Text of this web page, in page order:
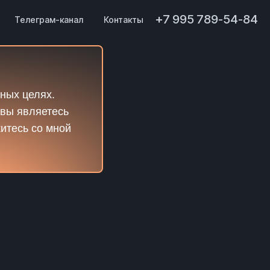
Телеграм-канал Контакты +7 995 789-54-84
целях.
являетесь
со мной